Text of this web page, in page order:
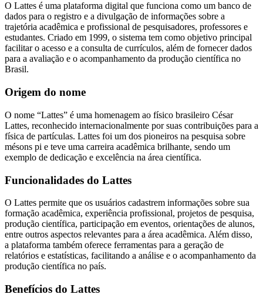
O Lattes é uma plataforma digital que funciona como um banco de
dados para o registro e a divulgação de informações sobre a
trajetória acadêmica e profissional de pesquisadores, professores e
estudantes. Criado em 1999, o sistema tem como objetivo principal
facilitar o acesso e a consulta de currículos, além de fornecer dados
para a avaliação e o acompanhamento da produção científica no
Brasil.
Origem do nome
O nome “Lattes” é uma homenagem ao físico brasileiro César
Lattes, reconhecido internacionalmente por suas contribuições para a
física de partículas. Lattes foi um dos pioneiros na pesquisa sobre
mésons pi e teve uma carreira acadêmica brilhante, sendo um
exemplo de dedicação e excelência na área científica.
Funcionalidades do Lattes
O Lattes permite que os usuários cadastrem informações sobre sua
formação acadêmica, experiência profissional, projetos de pesquisa,
produção científica, participação em eventos, orientações de alunos,
entre outros aspectos relevantes para a área acadêmica. Além disso,
a plataforma também oferece ferramentas para a geração de
relatórios e estatísticas, facilitando a análise e o acompanhamento da
produção científica no país.
Benefícios do Lattes